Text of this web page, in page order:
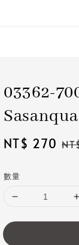
03362-
Sale
NT$ 270
數量